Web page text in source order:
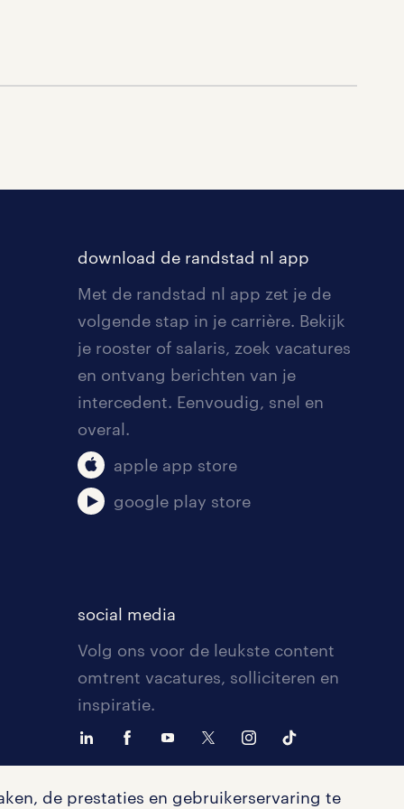
de prestaties en gebruikerservaring te
download de randstad nl app
Met de randstad nl app zet je de
volgende stap in je carrière. Bekijk
je rooster of salaris, zoek vacatures
en ontvang berichten van je
intercedent. Eenvoudig, snel en
overal.
apple app store
google play store
social media
Volg ons voor de leukste content
omtrent vacatures, solliciteren en
inspiratie.